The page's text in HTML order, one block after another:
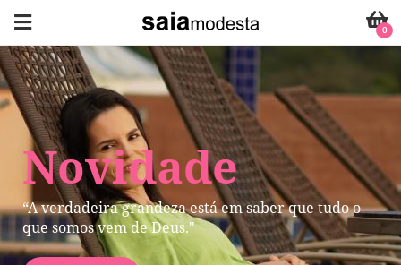
Novidade
“A verdadeira grandeza está em saber que tudo o
que somos vem de Deus."
0